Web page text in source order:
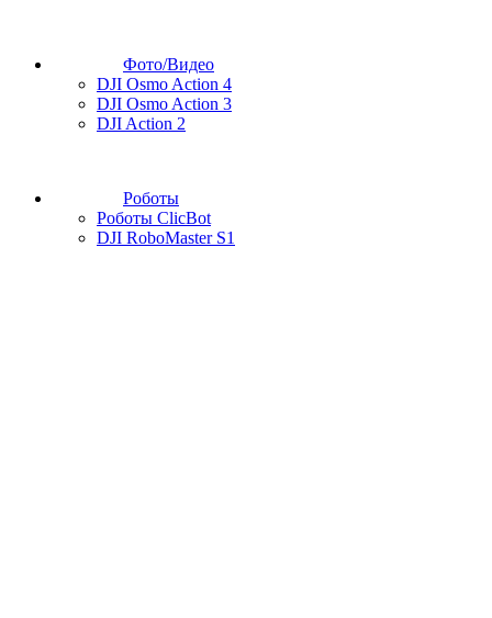
Фото/Видео
DJI Osmo Action 4
DJI Osmo Action 3
DJI Action 2
Роботы
Роботы ClicBot
DJI RoboMaster S1